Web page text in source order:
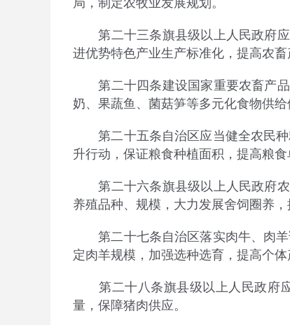
局，制定农牧业发展规划。
第二十三条旗县级以上人民政府应
进优势特色产业生产标准化，提高农畜
第二十四条建设国家重要农畜产品
奶、果蔬鱼、菌菇笋等多元化食物供给
第二十五条自治区应当健全农民种
升行动，保证粮食种植面积，提高粮
第二十六条旗县级以上人民政府农
养殖品种、规模，大力发展舍饲圈养
第二十七条自治区落实肉牛、肉羊
定肉羊规模，加强选种选育，提高个
第二十八条旗县级以上人民政府应
量，保障猪肉供应。